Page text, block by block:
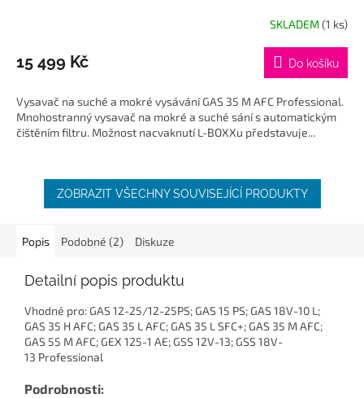
SKLADEM(1 ks)
15 499 Kč Do košíku
Vysavač na suché a mokré vysávání GAS 35 M AFC Professional.
Mnohostranný vysavač na mokré a suché sání s automatickým
čištěním filtru. Možnost nacvaknutí L-BOXXu představuje...
ZOBRAZIT VŠECHNY SOUVISEJÍCÍ PRODUKTY
Popis Podobné (2) Diskuze
Detailní popis produktu
Vhodné pro: GAS 12-25/12-25PS; GAS 15 PS; GAS 18V-10 L;
GAS 35 H AFC; GAS 35 L AFC; GAS 35 L SFC+; GAS 35 M AFC;
GAS 55 M AFC; GEX 125-1 AE; GSS 12V-13; GSS 18V-
13 Professional
Podrobnosti: